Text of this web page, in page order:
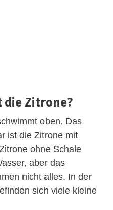
die Zitrone?
oben. Das
ist die Zitrone mit
ohne Schale
aber das
nicht alles. In der
sich viele kleine